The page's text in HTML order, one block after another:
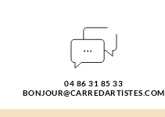
04 86 31 85 33
BONJOUR@CARREDARTISTES.COM